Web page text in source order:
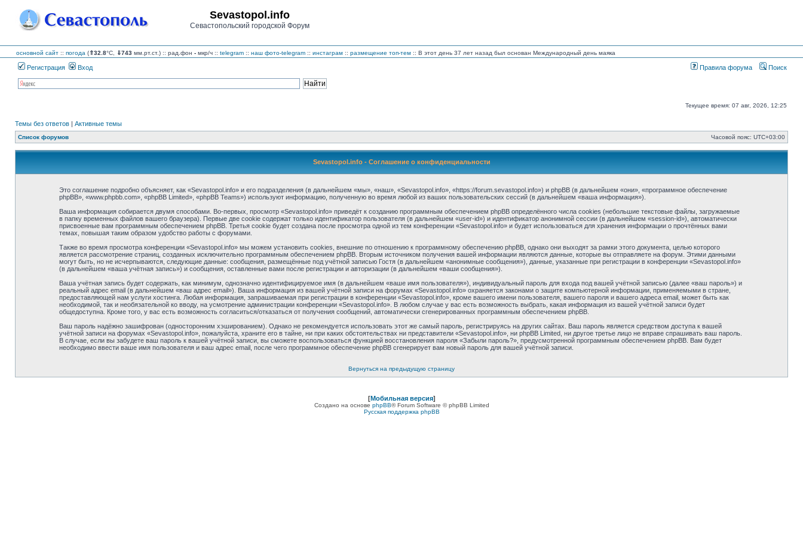
Sevastopol.info
Севастопольский городской Форум
основной сайт :: погода (⇑32.8°C, ⇓743 мм.рт.ст.) :: рад.фон - мкр/ч :: telegram :: наш фото-telegram :: инстаграм :: размещение топ-тем :: В этот день 37 лет назад был основан Международный день маяка
Регистрация Вход Правила форума Поиск
Текущее время: 07 авг, 2026, 12:25
Темы без ответов | Активные темы
Список форумов Часовой пояс: UTC+03:00
Sevastopol.info - Соглашение о конфиденциальности
Это соглашение подробно объясняет, как «Sevastopol.info» и его подразделения (в дальнейшем «мы», «наш», «Sevastopol.info», «https://forum.sevastopol.info») и phpBB (в дальнейшем «они», «программное обеспечение
phpBB», «www.phpbb.com», «phpBB Limited», «phpBB Teams») используют информацию, полученную во время любой из ваших пользовательских сессий (в дальнейшем «ваша информация»).
Ваша информация собирается двумя способами. Во-первых, просмотр «Sevastopol.info» приведёт к созданию программным обеспечением phpBB определённого числа cookies (небольшие текстовые файлы, загружаемые
в папку временных файлов вашего браузера). Первые две cookie содержат только идентификатор пользователя (в дальнейшем «user-id») и идентификатор анонимной сессии (в дальнейшем «session-id»), автоматически
присвоенные вам программным обеспечением phpBB. Третья cookie будет создана после просмотра одной из тем конференции «Sevastopol.info» и будет использоваться для хранения информации о прочтённых вами
темах, повышая таким образом удобство работы с форумами.
Также во время просмотра конференции «Sevastopol.info» мы можем установить cookies, внешние по отношению к программному обеспечению phpBB, однако они выходят за рамки этого документа, целью которого
является рассмотрение страниц, созданных исключительно программным обеспечением phpBB. Вторым источником получения вашей информации являются данные, которые вы отправляете на форум. Этими данными
могут быть, но не исчерпываются, следующие данные: сообщения, размещённые под учётной записью Гостя (в дальнейшем «анонимные сообщения»), данные, указанные при регистрации в конференции «Sevastopol.info»
(в дальнейшем «ваша учётная запись») и сообщения, оставленные вами после регистрации и авторизации (в дальнейшем «ваши сообщения»).
Ваша учётная запись будет содержать, как минимум, однозначно идентифицируемое имя (в дальнейшем «ваше имя пользователя»), индивидуальный пароль для входа под вашей учётной записью (далее «ваш пароль») и
реальный адрес email (в дальнейшем «ваш адрес email»). Ваша информация из вашей учётной записи на форумах «Sevastopol.info» охраняется законами о защите компьютерной информации, применяемыми в стране,
предоставляющей нам услуги хостинга. Любая информация, запрашиваемая при регистрации в конференции «Sevastopol.info», кроме вашего имени пользователя, вашего пароля и вашего адреса email, может быть как
необходимой, так и необязательной ко вводу, на усмотрение администрации конференции «Sevastopol.info». В любом случае у вас есть возможность выбрать, какая информация из вашей учётной записи будет
общедоступна. Кроме того, у вас есть возможность согласиться/отказаться от получения сообщений, автоматически сгенерированных программным обеспечением phpBB.
Ваш пароль надёжно зашифрован (односторонним хэшированием). Однако не рекомендуется использовать этот же самый пароль, регистрируясь на других сайтах. Ваш пароль является средством доступа к вашей
учётной записи на форумах «Sevastopol.info», пожалуйста, храните его в тайне, ни при каких обстоятельствах ни представители «Sevastopol.info», ни phpBB Limited, ни другое третье лицо не вправе спрашивать ваш пароль.
В случае, если вы забудете ваш пароль к вашей учётной записи, вы сможете воспользоваться функцией восстановления пароля «Забыли пароль?», предусмотренной программным обеспечением phpBB. Вам будет
необходимо ввести ваше имя пользователя и ваш адрес email, после чего программное обеспечение phpBB сгенерирует вам новый пароль для вашей учётной записи.
Вернуться на предыдущую страницу
[Мобильная версия]
Создано на основе phpBB® Forum Software © phpBB Limited
Русская поддержка phpBB